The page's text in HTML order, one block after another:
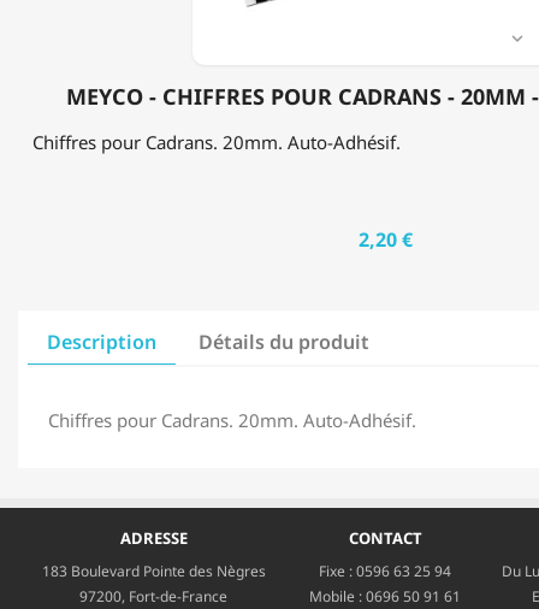
MEYCO - CHIFFRES POUR CADRANS - 20MM

Chiffres pour Cadrans. 20mm. Auto-Adhésif.
2,20 €
Description Détails du produit
Chiffres pour Cadrans. 20mm. Auto-Adhésif.
ADRESSE
183 Boulevard Pointe des Nègres
97200, Fort-de-France
CONTACT
Fixe :0596 63 25 94
Mobile :0696 50 91 61
Du